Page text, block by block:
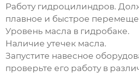
Работу гидроцилиндров.
плавное и быстрое
Уровень масла в гидробаке.
Наличие утечек масла.
Запустите навесное
проверьте его работу в